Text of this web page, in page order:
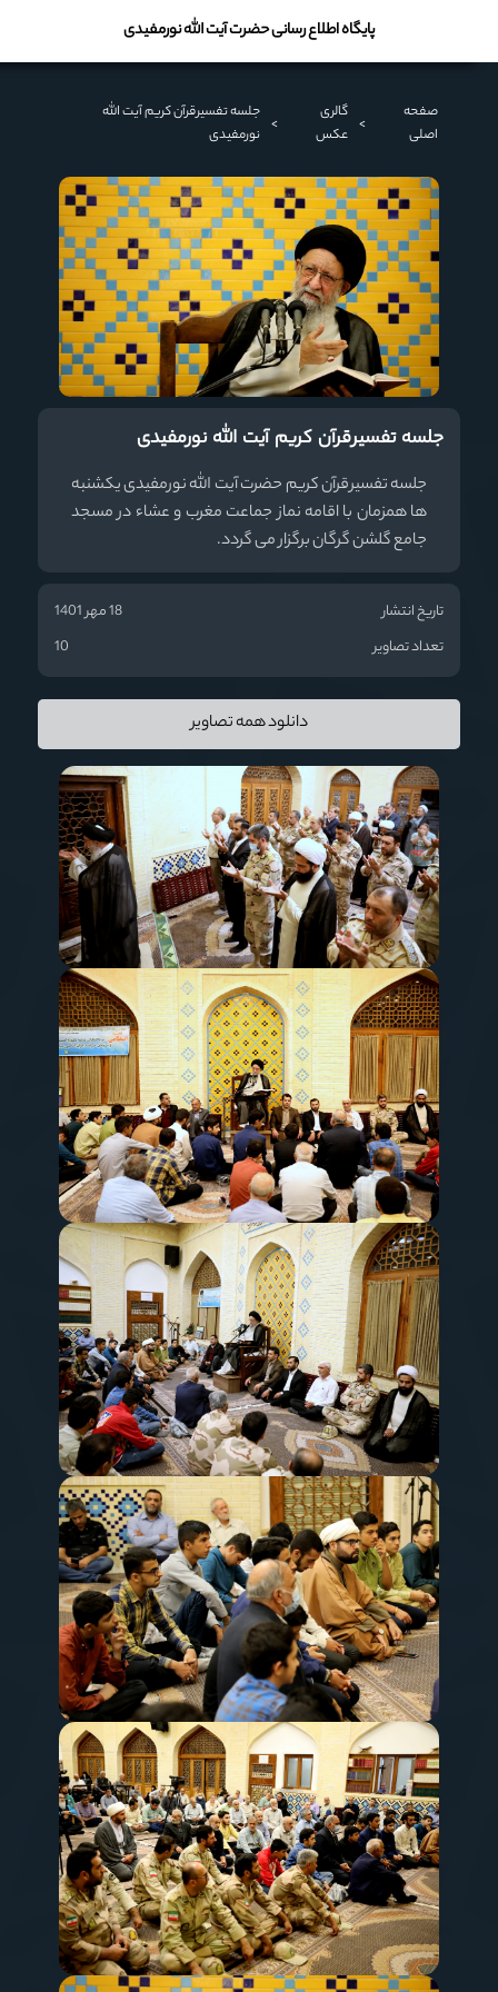
پایگاه اطلاع رسانی حضرت آیت الله نورمفیدی
صفحه
اصلی
>
گالری
عکس
>
جلسه تفسیرقرآن کریم آیت الله
نورمفیدی
جلسه تفسیرقرآن کریم آیت الله نورمفیدی
جلسه تفسیرقرآن کریم حضرت آیت الله نورمفیدی یکشنبه
ها همزمان با اقامه نماز جماعت مغرب و عشاء در مسجد
جامع گلشن گرگان برگزار می گردد.
تاریخ انتشار
18 مهر 1401
تعداد تصاویر
10
دانلود همه تصاویر